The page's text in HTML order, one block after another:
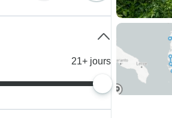
21+ jours